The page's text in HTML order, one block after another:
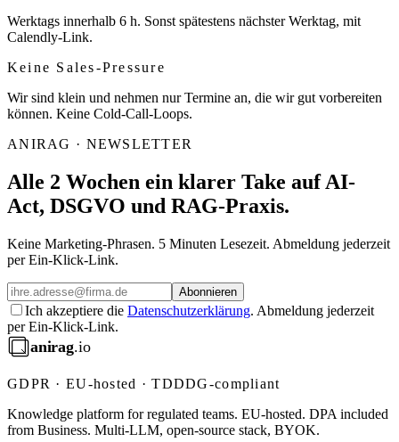
Werktags innerhalb 6 h. Sonst spätestens nächster Werktag, mit
Calendly-Link.
Keine Sales-Pressure
Wir sind klein und nehmen nur Termine an, die wir gut vorbereiten
können. Keine Cold-Call-Loops.
ANIRAG · NEWSLETTER
Alle 2 Wochen ein klarer Take auf AI-
Act, DSGVO und RAG-Praxis.
Keine Marketing-Phrasen. 5 Minuten Lesezeit. Abmeldung jederzeit
per Ein-Klick-Link.
Abonnieren
Ich akzeptiere die Datenschutzerklärung. Abmeldung jederzeit
per Ein-Klick-Link.
anirag.io
GDPR · EU-hosted · TDDDG-compliant
Knowledge platform for regulated teams. EU-hosted. DPA included
from Business. Multi-LLM, open-source stack, BYOK.